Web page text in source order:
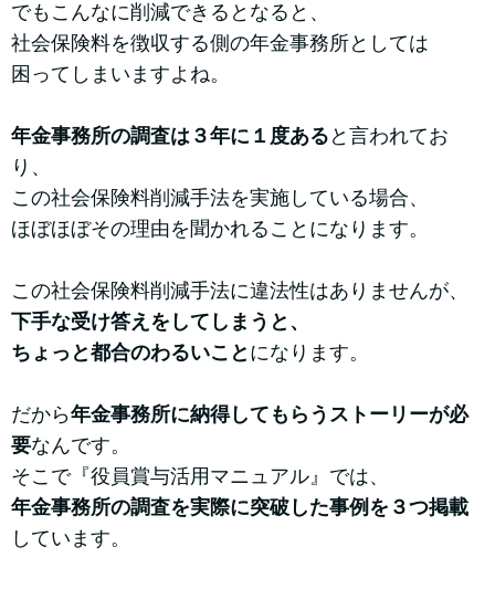
でもこんなに削減できるとなると、
社会保険料を徴収する側の年金事務所としては
困ってしまいますよね。
年金事務所の調査は３年に１度ある と言われてお
り、
この社会保険料削減手法を実施している場合、
ほぼほぼその理由を聞かれることになります。
この社会保険料削減手法に違法性はありませんが、
下手な受け答えをしてしまうと、
ちょっと都合のわるいこと になります。
だから年金事務所に納得してもらうストーリーが必
要なんです。
そこで『役員賞与活用マニュアル』では、
年金事務所の調査を実際に突破した事例を３つ掲載
しています。